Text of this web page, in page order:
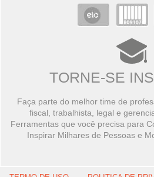
TORNE-SE
Faça parte do melhor time de
fiscal, trabalhista, legal e
Ferramentas que você precisa para
Inspirar Milhares de Pessoas e